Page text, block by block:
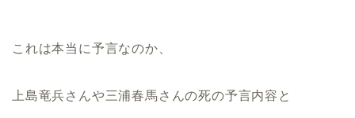
これは本当に予言なのか、
上島竜兵さんや三浦春馬さんの死の予言内容と